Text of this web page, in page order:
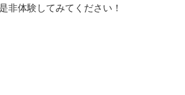
非体験してみてください！